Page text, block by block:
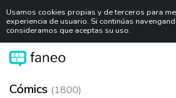
Usamos cookies propias y de terceros para
experiencia de usuario. Si continúas
consideramos que aceptas su uso.
Cómics (1800)